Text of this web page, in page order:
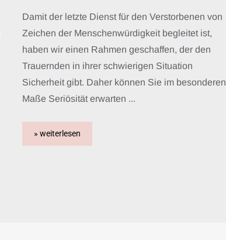
Damit der letzte Dienst für den Verstorbenen von
Zeichen der Menschenwürdigkeit begleitet ist,
haben wir einen Rahmen geschaffen, der den
Trauernden in ihrer schwierigen Situation
Sicherheit gibt. Daher können Sie im besonderen
Maße Seriösität erwarten ...
» weiterlesen